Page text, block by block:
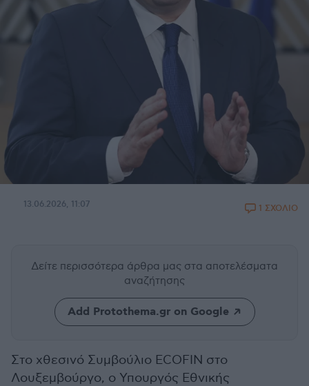
13.06.2026, 11:07 1 ΣΧΟΛΙΟ
Δείτε περισσότερα άρθρα μας στα αποτελέσματα
αναζήτησης
Add Protothema.gr on Google
Στο χθεσινό Συμβούλιο ECOFIN στο
Λουξεμβούργο, ο Υπουργός Εθνικής